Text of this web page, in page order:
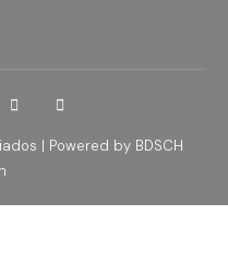
| Powered by BDSCH